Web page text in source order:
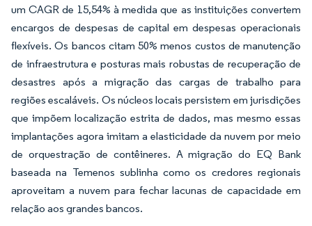
um CAGR de 15,54% à medida que as instituições convertem
encargos de despesas de capital em despesas operacionais
flexíveis. Os bancos citam 50% menos custos de manutenção
de infraestrutura e posturas mais robustas de recuperação de
desastres após a migração das cargas de trabalho para
regiões escaláveis. Os núcleos locais persistem em jurisdições
que impõem localização estrita de dados, mas mesmo essas
implantações agora imitam a elasticidade da nuvem por meio
de orquestração de contêineres. A migração do EQ Bank
baseada na Temenos sublinha como os credores regionais
aproveitam a nuvem para fechar lacunas de capacidade em
relação aos grandes bancos.